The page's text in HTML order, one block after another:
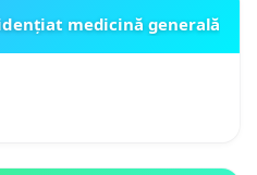
medicină generală